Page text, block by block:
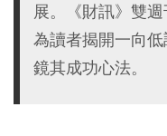
展。《財訊》雙
為讀者揭開一向
鏡其成功心法。